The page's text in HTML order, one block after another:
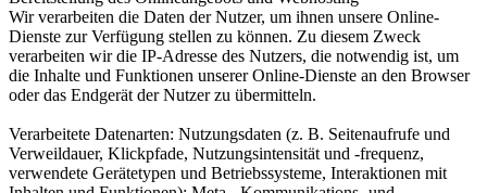
Wir verarbeiten die Daten der Nutzer, um ihnen unsere Online-
Dienste zur Verfügung stellen zu können. Zu diesem Zweck
verarbeiten wir die IP-Adresse des Nutzers, die notwendig ist, um
die Inhalte und Funktionen unserer Online-Dienste an den Browser
oder das Endgerät der Nutzer zu übermitteln.
Verarbeitete Datenarten: Nutzungsdaten (z. B. Seitenaufrufe und
Verweildauer, Klickpfade, Nutzungsintensität und -frequenz,
verwendete Gerätetypen und Betriebssysteme, Interaktionen mit